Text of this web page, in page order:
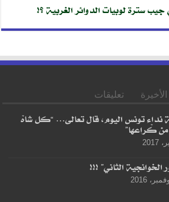
سترة لوبيات الدوائر الغربية ؟!
الأخيرة تعليقات
تونس اليوم، قال تعالى… “كل شاهْ
كْراعها”
الخوانجية الثاني” !!!